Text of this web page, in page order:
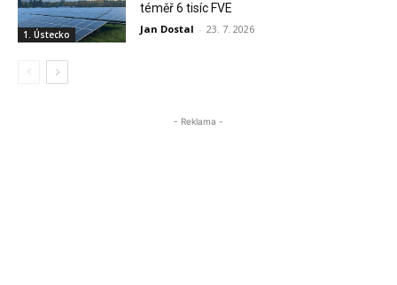
1. Ústecko
téměř 6 tisíc FVE
Jan Dostal - 23. 7. 2026
- Reklama -